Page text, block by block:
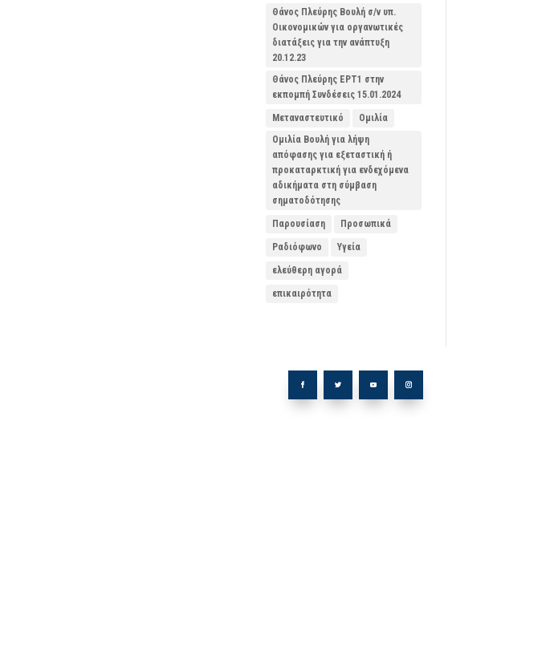
Θάνος Πλεύρης Βουλή σ/ν υπ.
Οικονομικών για οργανωτικές
διατάξεις για την ανάπτυξη
20.12.23
Θάνος Πλεύρης ΕΡΤ1 στην
εκπομπή Συνδέσεις 15.01.2024
Μεταναστευτικό
Ομιλία
Ομιλία Βουλή για λήψη
απόφασης για εξεταστική ή
προκαταρκτική για ενδεχόμενα
αδικήματα στη σύμβαση
σηματοδότησης
Παρουσίαση Προσωπικά
Ραδιόφωνο Υγεία
ελεύθερη αγορά
επικαιρότητα